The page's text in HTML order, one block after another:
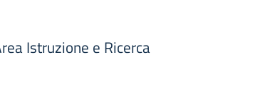
Istruzione e Ricerca